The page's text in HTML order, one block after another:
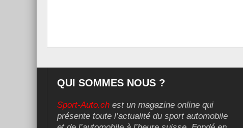
QUI SOMMES NOUS ?
Sport-Auto.ch est un magazine online qui
présente toute l’actualité du sport automobile